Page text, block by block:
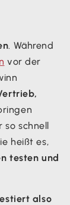
. Während
vor der
schnell
heißt es,
testen und
also